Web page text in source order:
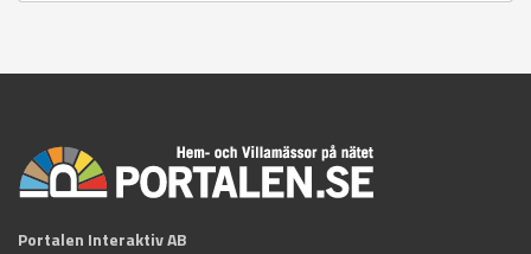
Portalen Interaktiv AB